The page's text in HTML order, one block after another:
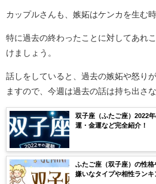
カップルさんも、嫉妬はケンカを生む時
特に過去の終わったことに対してあれ
けましょう。
話しをしていると、過去の嫉妬や怒り
ますので、今週は過去の話は持ち出さ
双子座（ふたご座）2022
運・金運など完全紹介！
ふたご座（双子座）の性
嫌いなタイプや相性ランキ